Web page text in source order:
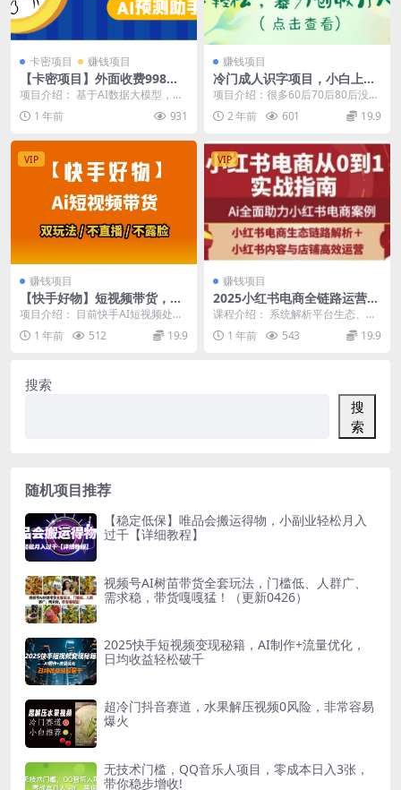
卡密项目 赚钱项目
【卡密项目】外面收费998的A
I加密虚拟货币智能分析预测助
+使用教程】
项目介绍： 基于AI数据大模型，分
析短期加密货币跌幅情况，套取高
额利润率 分析模...
1 年前 931
赚钱项目
冷门成人识字项目，小白上手
轻松，暴力创收月入5w+
项目介绍：很多60后70后80后没读
过什么书，对于拼音五笔打字不熟
悉，附近又找不...
2 年前 601 19.9
VIP
赚钱项目
【快手好物】短视频带货，搬
运拼接+数字人双玩法，操作
简单，会玩手机就行
项目介绍： 目前快手AI短视频处于
风口期，人人都可以入局的最佳时
机，基本发布作品...
1 年前 512 19.9
VIP
赚钱项目
2025小红书电商全链路运营，
Ai全面助力小红书电商案例
课程介绍： 系统解析平台生态、爆
款创作、SEO优化到直播带货，涵
盖IP定位、数据...
1 年前 543 19.9
搜索
搜
索
随机项目推荐
【稳定低保】唯品会搬运得物，小副业轻松月入
过千【详细教程】
视频号AI树苗带货全套玩法，门槛低、人群广、
需求稳，带货嘎嘎猛！（更新0426）
2025快手短视频变现秘籍，AI制作+流量优化，
日均收益轻松破千
超冷门抖音赛道，水果解压视频0风险，非常容易
爆火
无技术门槛，QQ音乐人项目，零成本日入3张，
带你稳步增收!